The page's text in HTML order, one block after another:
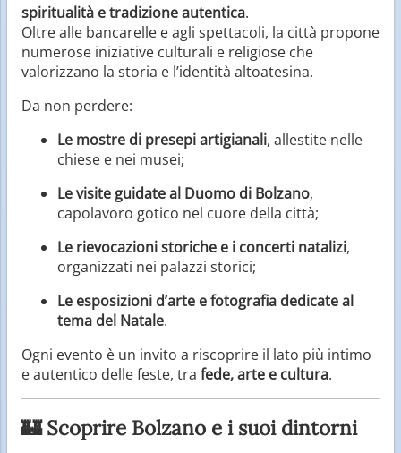
spiritualità e tradizione autentica.
Oltre alle bancarelle e agli spettacoli, la città propone
numerose iniziative culturali e religiose che
valorizzano la storia e l’identità altoatesina.
Da non perdere:
Le mostre di presepi artigianali, allestite nelle
chiese e nei musei;
Le visite guidate al Duomo di Bolzano,
capolavoro gotico nel cuore della città;
Le rievocazioni storiche e i concerti natalizi,
organizzati nei palazzi storici;
Le esposizioni d’arte e fotografia dedicate al
tema del Natale.
Ogni evento è un invito a riscoprire il lato più intimo
e autentico delle feste, tra fede, arte e cultura.
🏰 Scoprire Bolzano e i suoi dintorni